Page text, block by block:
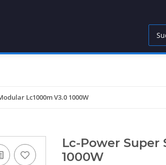
Lc1000m V3.0 1000W
Lc-Power Super
1000W